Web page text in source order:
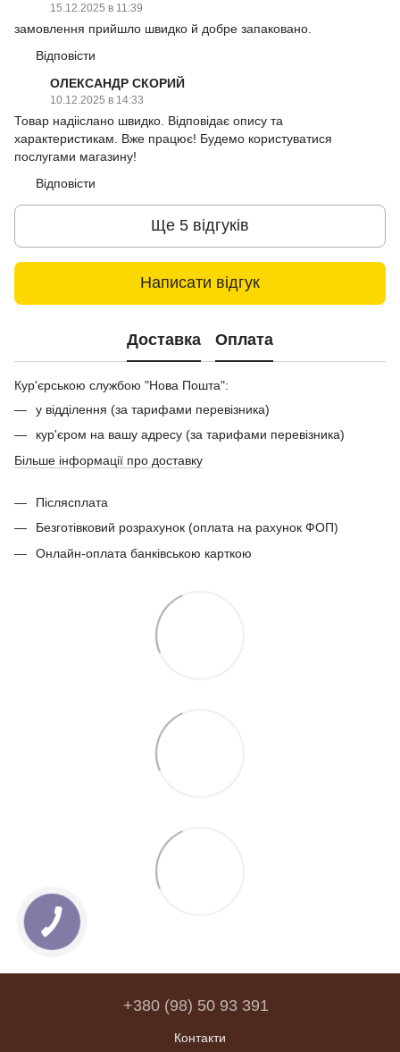
15.12.2025 в 11:39
замовлення прийшло швидко й добре запаковано.
Відповісти
ОЛЕКСАНДР СКОРИЙ
10.12.2025 в 14:33
Товар надііслано швидко. Відповідає опису та
характеристикам. Вже працює! Будемо користуватися
послугами магазину!
Відповісти
Ще 5 відгуків
Написати відгук
Доставка Оплата
Кур'єрською службою "Нова Пошта":
у відділення (за тарифами перевізника)
кур'єром на вашу адресу (за тарифами перевізника)
Більше інформації про доставку
Післясплата
Безготівковий розрахунок (оплата на рахунок ФОП)
Онлайн-оплата банківською карткою
+380 (98) 50 93 391
Контакти